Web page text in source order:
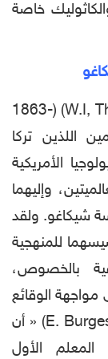
خاصة
يعتبر وليام “إسحاق طوماس” (W.I, Thomas) (1863-
اللذين تركا
الأمريكية
وإليهما
شيكاغو. ولقد
للمنهجية
بالخصوص،
الوقائع
في الميدان. ويعتبر “إرنيست بيرجس” (E. Burgess) « أن
الأول